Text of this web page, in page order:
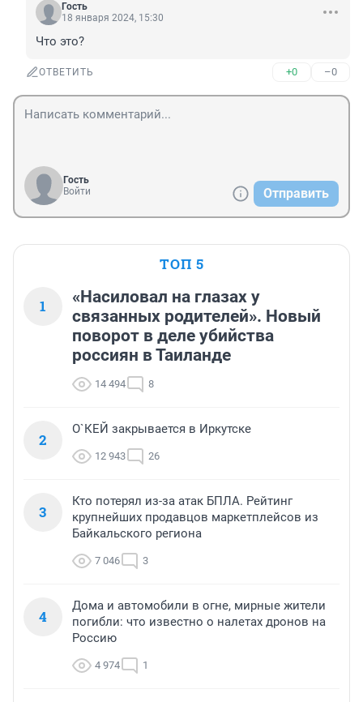
Гость
18 января 2024, 15:30
Что это?
ОТВЕТИТЬ +0 –0
Гость
Войти
Отправить
ТОП 5
1
«Насиловал на глазах у
связанных родителей». Новый
поворот в деле убийства
россиян в Таиланде
14 494 8
2
О`КЕЙ закрывается в Иркутске
12 943 26
3
Кто потерял из-за атак БПЛА. Рейтинг
крупнейших продавцов маркетплейсов из
Байкальского региона
7 046 3
4
Дома и автомобили в огне, мирные жители
погибли: что известно о налетах дронов на
Россию
4 974 1